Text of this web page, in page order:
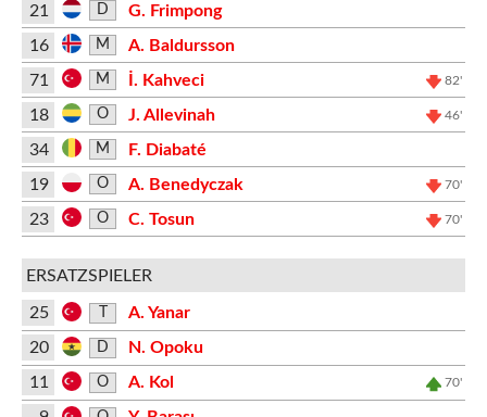
21
D
G. Frimpong
16
M
A. Baldursson
71
M İ. Kahveci 82'
18 O J. Allevinah 46'
34 M
F. Diabaté
19
O A. Benedyczak 70'
23 O C. Tosun 70'
ERSATZSPIELER
25
A. Yanar
20
D
N. Opoku
11
O A. Kol 70'